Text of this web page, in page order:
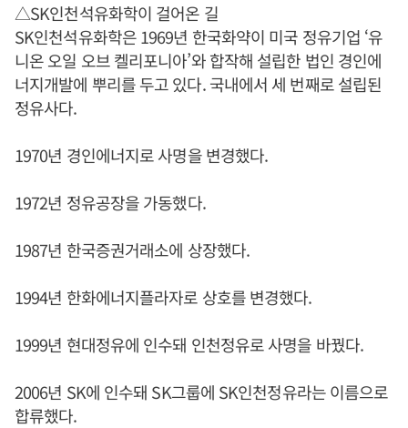
△SK인천석유화학이 걸어온 길
SK인천석유화학은 1969년 한국화약이 미국 정유기업 ‘유
니온 오일 오브 켈리포니아’와 합작해 설립한 법인 경인에
너지개발에 뿌리를 두고 있다. 국내에서 세 번째로 설립된
정유사다.
1970년 경인에너지로 사명을 변경했다.
1972년 정유공장을 가동했다.
1987년 한국증권거래소에 상장했다.
1994년 한화에너지플라자로 상호를 변경했다.
1999년 현대정유에 인수돼 인천정유로 사명을 바꿨다.
2006년 SK에 인수돼 SK그룹에 SK인천정유라는 이름으로
합류했다.